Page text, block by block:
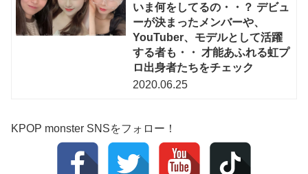
いま何をしてるの・・？ デビュ
ーが決まったメンバーや、
YouTuber、モデルとして活躍
する者も・・ 才能あふれる虹プ
ロ出身者たちをチェック
2020.06.25
KPOP monster SNSをフォロー！